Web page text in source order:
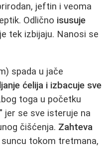
jeftin i veoma
Odlično isusuje
tek izbijaju. Nanosi se
spada u jače
ćelija i izbacuje sve
toga u početku
jer se sve isteruje na
čišćenja. Zahteva
tokom tretmana,